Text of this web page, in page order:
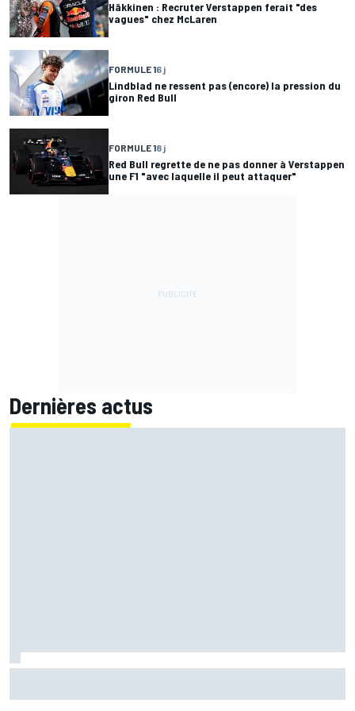
Häkkinen : Recruter Verstappen ferait "des
vagues" chez McLaren
FORMULE 16 j
Lindblad ne ressent pas (encore) la pression du
giron Red Bull
FORMULE 18 j
Red Bull regrette de ne pas donner à Verstappen
une F1 "avec laquelle il peut attaquer"
Dernières actus